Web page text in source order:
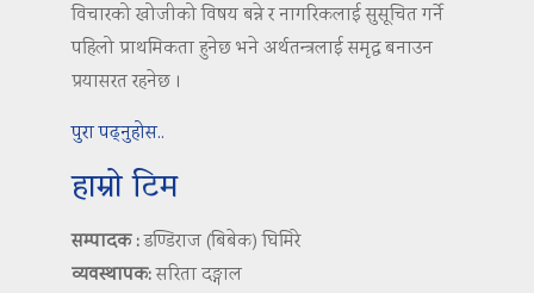
विचारको खोजीको विषय बन्ने र नागरिकलाई सुसूचित गर्ने
पहिलो प्राथमिकता हुनेछ भने अर्थतन्त्रलाई समृद्ध बनाउन
प्रयासरत रहनेछ ।
पुरा पढ्नुहोस..
हाम्रो टिम
सम्पादक :डण्डिराज (बिबेक) घिमिरे
व्यवस्थापक:सरिता दङ्गाल